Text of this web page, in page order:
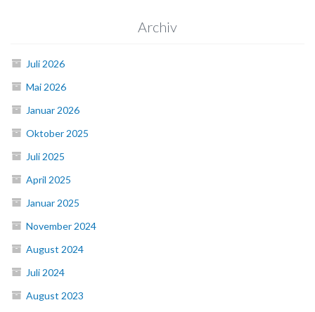
Archiv
Juli 2026
Mai 2026
Januar 2026
Oktober 2025
Juli 2025
April 2025
Januar 2025
November 2024
August 2024
Juli 2024
August 2023